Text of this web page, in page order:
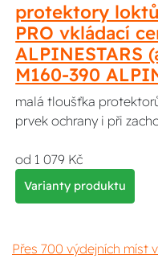
protektory
PRO vkládací
ALPINESTARS
M160-390
malá tloušťka
prvek ochrany i při
od 1 079 Kč
Varianty produktu
Přes 700 výdejních míst